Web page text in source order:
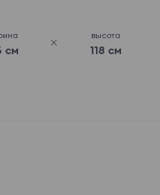
см
высота
118 см